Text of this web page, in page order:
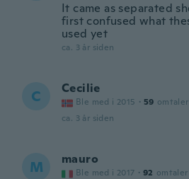
It came as separated
first confused what
used yet
ca. 3 år siden
C Cecilie
Ble med i 2015 · 59 omtaler
ca. 3 år siden
M mauro
Ble med i 2017 · 92 omtaler